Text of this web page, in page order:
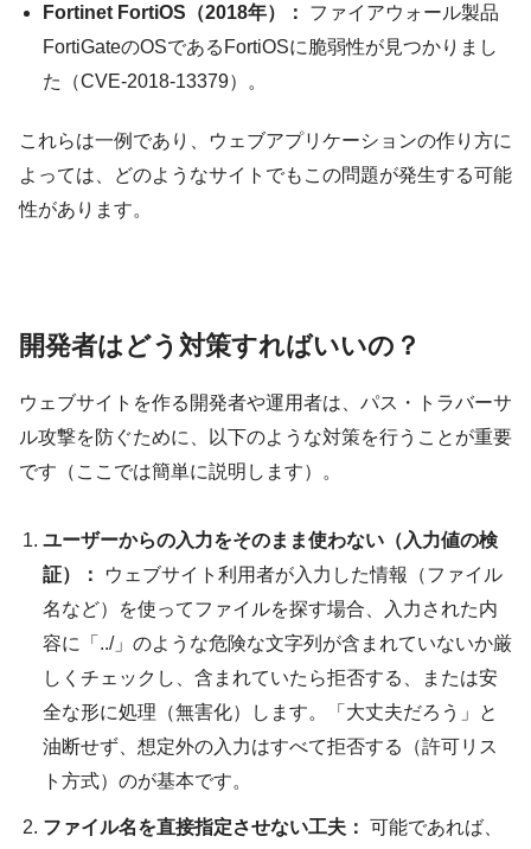
Fortinet FortiOS（2018年）：
ファイアウォール製品
FortiGateのOSであるFortiOSに脆弱性が見つかりまし
た（CVE-2018-13379）。
これらは一例であり、ウェブアプリケーションの作り方に
よっては、どのようなサイトでもこの問題が発生する可能
性があります。
開発者はどう対策すればいいの？
ウェブサイトを作る開発者や運用者は、パス・トラバーサ
ル攻撃を防ぐために、以下のような対策を行うことが重要
です（ここでは簡単に説明します）。
ユーザーからの入力をそのまま使わない（入力値の検
証）：
ウェブサイト利用者が入力した情報（ファイル
名など）を使ってファイルを探す場合、入力された内
容に「../」のような危険な文字列が含まれていないか厳
しくチェックし、含まれていたら拒否する、または安
全な形に処理（無害化）します。「大丈夫だろう」と
油断せず、想定外の入力はすべて拒否する（許可リス
ト方式）のが基本です。
ファイル名を直接指定させない工夫： 可能であれば、